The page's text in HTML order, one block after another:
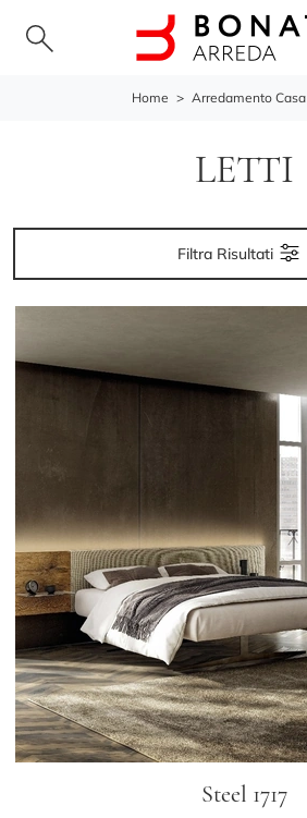
Home > Arredamento Casa
LETTI
Filtra Risultati
Steel 1717